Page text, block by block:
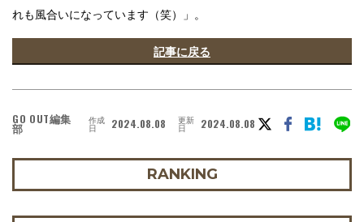
れも風合いになっています（笑）」。
記事に戻る
GO OUT編集
部
作成
日 2024.08.08 更新
日 2024.08.08
RANKING